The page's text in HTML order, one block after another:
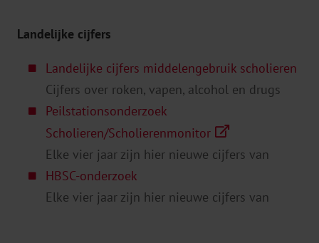
Landelijke cijfers
Landelijke cijfers middelengebruik scholieren
Cijfers over roken, vapen, alcohol en drugs
Peilstationsonderzoek
Scholieren/Scholierenmonitor
Elke vier jaar zijn hier nieuwe cijfers van
HBSC-onderzoek
Elke vier jaar zijn hier nieuwe cijfers van